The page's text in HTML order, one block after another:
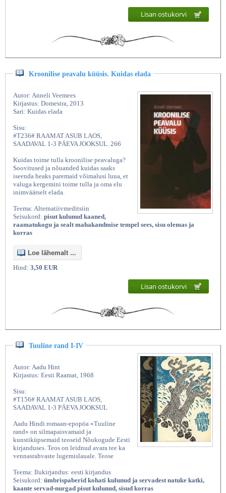
Lisan ostukorvi
Kroonilise peavalu küüsis. Kuidas elada
Autor: Anneli Veemees
Kirjastus: Domestra, 2013
Sari: Kuidas elada
Sisu:
#T236# RAAMAT ASUB LAOS,
SAADAVAL 1-3 PÄEVA JOOKSUL. 266
Kuidas toime tulla kroonilise peavaluga?
Soovitused ja nõuanded kuidas saaks
iseenda heaks paremaid võimalusi luua, et
valuga kergemini toime tulla ja oma elu
inimväärselt elada.
Teema: Alternatiivmeditsiin
Seisukord: pisut kulunud kaaned,
raamatukogu ja sealt mahakandmise tempel sees, sisu olemas ja
korras
Loe lähemalt ...
Hind: 3,50 EUR
Lisan ostukorvi
Tuuline rand I-IV
Autor: Aadu Hint
Kirjastus: Eesti Raamat, 1968
Sisu:
#T156# RAAMAT ASUB LAOS,
SAADAVAL 1-3 PÄEVA JOOKSUL
Aadu Hindi romaan-epopöa «Tuuline
rand» on silmapaisvamaid ja
kunstiküpsemaid teoseid Nõukogude Eesti
kirjanduses. Teos on leidnud avara tee ka
vennasrahvaste lugemislauale. Teose
Teema: Ilukirjandus: eesti kirjandus
Seisukord: ümbrispaberid kohati kulunud ja servadest natuke katki,
kaante servad-nurgad pisut kulunud, sisud korras